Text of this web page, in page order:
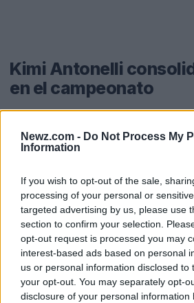
Newz.com - Do Not Process My
Information
If you wish to opt-out of the sale,
processing of your personal or
targeted advertising by us, please use
section to confirm your selection.
opt-out request is processed you may
interest-based ads based on personal
us or personal information disclosed to
your opt-out. You may separately opt-
disclosure of your personal information
Kimi Antonelli
en el campeonato
dudas en el circuito de
sumó su quinta victoria
temporada. Además, se
joven en ganar en este icónico
años, 9 meses y 13 días .
En el podio, Antonelli fue
Hamilton
de Ferrari en el